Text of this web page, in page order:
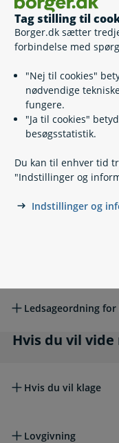
Tag stilling til
Borger.dk sætter
forbindelse med
"Nej til cookies"
nødvendige
fungere.
"Ja til cookies"
besøgsstatistik.
Du kan til enhver tid
"Indstillinger og
Indstillinger og
Erklæring om
arbejdsfortjeneste,
Pasning,
Dagtilbud til børn
Døgn- og
Hjemmetræning af
Pasning af barn
Ledsageordning
Hvis du vil vide
Hvis du vil vide
Hvis du vil klage
Lovgivning